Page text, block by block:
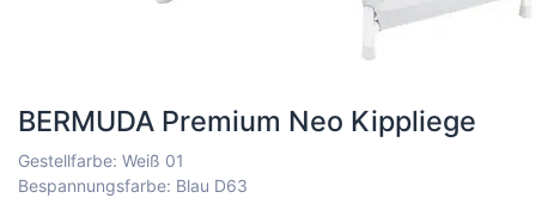
BERMUDA Premium Neo Kippliege
Gestellfarbe: Weiß 01
Bespannungsfarbe: Blau D63